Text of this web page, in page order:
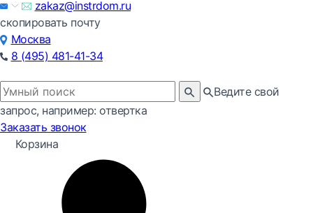
zakaz@instrdom.ru
скопировать почту
Москва
8 (495) 481-41-34
Ведите свой
запрос, например: отвертка
Заказать звонок
Корзина